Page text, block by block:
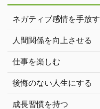
ネガティブ感情を手放す
人間関係を向上させる
仕事を楽しむ
後悔のない人生にする
成長習慣を持つ